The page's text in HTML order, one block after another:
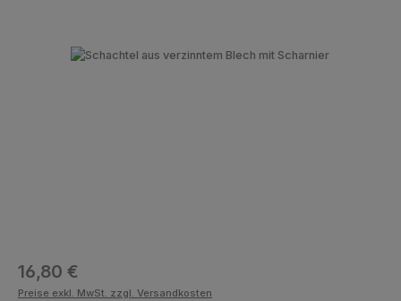
Bildergalerie überspringen
Regulärer Preis:
16,80 €
Preise exkl. MwSt. zzgl. Versandkosten